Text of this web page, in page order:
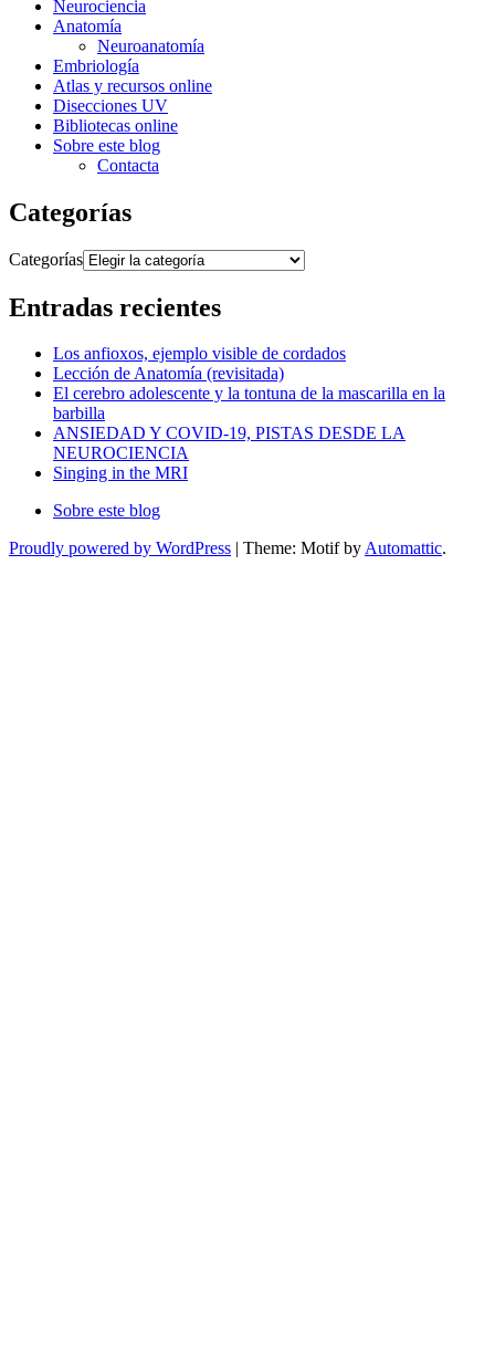
Neurociencia
Anatomía
Neuroanatomía
Embriología
Atlas y recursos online
Disecciones UV
Bibliotecas online
Sobre este blog
Contacta
Categorías
Categorías
Entradas recientes
Los anfioxos, ejemplo visible de cordados
Lección de Anatomía (revisitada)
El cerebro adolescente y la tontuna de la mascarilla en la
barbilla
ANSIEDAD Y COVID-19, PISTAS DESDE LA
NEUROCIENCIA
Singing in the MRI
Sobre este blog
Proudly powered by WordPress | Theme: Motif byAutomattic.